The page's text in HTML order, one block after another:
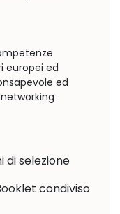
europei ed
ed
di selezione
condiviso